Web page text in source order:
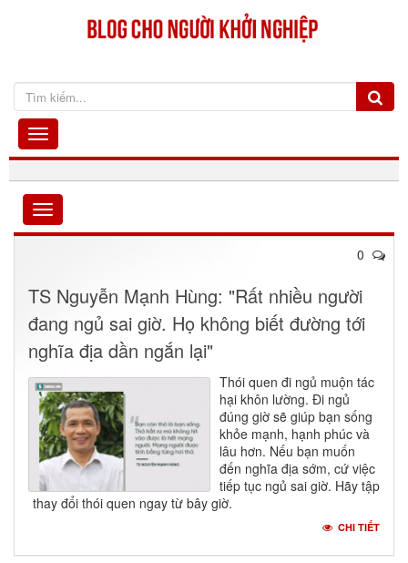
0
TS Nguyễn Mạnh Hùng: "Rất nhiều người
đang ngủ sai giờ. Họ không biết đường tới
nghĩa địa dần ngắn lại"
Thói quen đi ngủ muộn tác
hại khôn lường. Đi ngủ
đúng giờ sẽ giúp bạn sống
khỏe mạnh, hạnh phúc và
lâu hơn. Nếu bạn muốn
đến nghĩa địa sớm, cứ việc
tiếp tục ngủ sai giờ. Hãy tập
thay đổi thói quen ngay từ bây giờ.
CHI TIẾT